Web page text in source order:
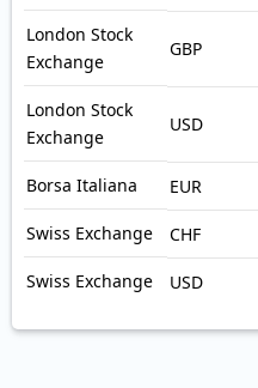
London Stock
Exchange
GBP
London Stock
Exchange
USD
Borsa Italiana EUR
Swiss Exchange CHF
Swiss Exchange USD